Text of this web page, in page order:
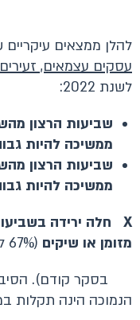
להלן ממצאים
עסקים עצמאים,
לשנת 2022:
שביעות הרצון
ממשיכה להיות
שביעות הרצון
ממשיכה להיות
X חלה ירידה
מזומן או שיקים (67% לעומת 70%
בסקר קודם). הסיבה
הנמוכה הינה תקלות